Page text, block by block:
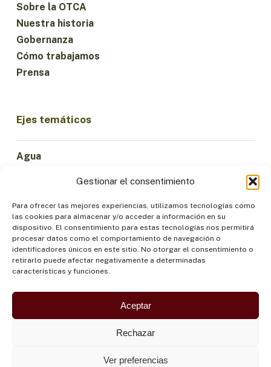
Gestionar el consentimiento
Para ofrecer las mejores experiencias, utilizamos tecnologías como
las cookies para almacenar y/o acceder a información en su
dispositivo. El consentimiento para estas tecnologías nos permitirá
procesar datos como el comportamiento de navegación o
identificadores únicos en este sitio. No otorgar el consentimiento o
retirarlo puede afectar negativamente a determinadas
características y funciones.
Aceptar
Rechazar
Ver preferencias
Sobre la OTCA
Nuestra historia
Gobernanza
Cómo trabajamos
Prensa
Ejes temáticos
Agua
Economía Sostenible
Bosques y Biodiversidad
Institucionalidad
Participación
Pueblos Indígenas